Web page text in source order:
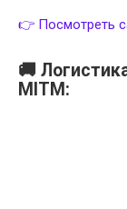
👉 Посмотреть
🚚
MITM: